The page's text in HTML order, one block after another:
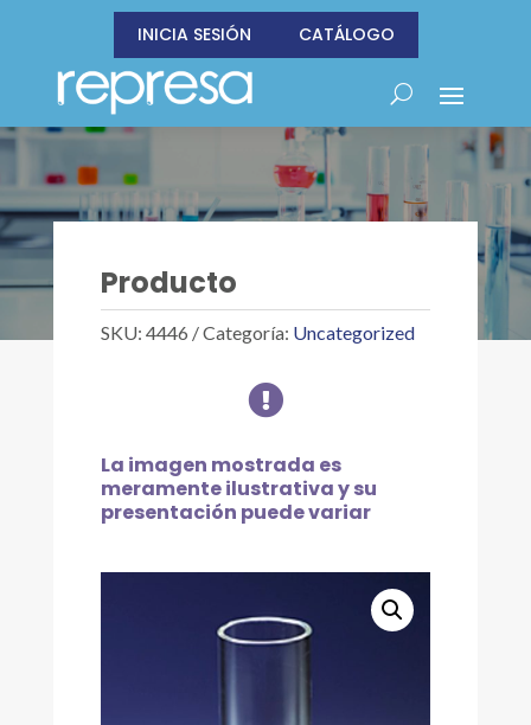
INICIA SESIÓN CATÁLOGO
Producto
SKU: 4446 Categoría: Uncategorized

La imagen mostrada es
meramente ilustrativa y su
presentación puede variar